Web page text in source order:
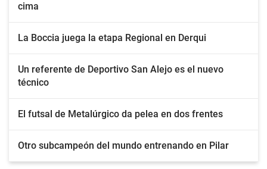
cima
La Boccia juega la etapa Regional en Derqui
Un referente de Deportivo San Alejo es el nuevo
técnico
El futsal de Metalúrgico da pelea en dos frentes
Otro subcampeón del mundo entrenando en Pilar